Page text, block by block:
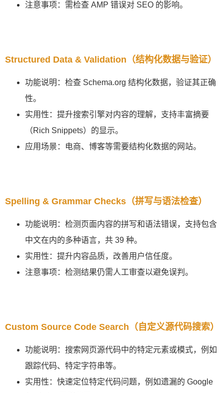
注意事项：需检查 AMP 错误对 SEO 的影响。
Structured Data & Validation（结构化数据与验证）
功能说明：检查 Schema.org 结构化数据，验证其正确
性。
实用性：提升搜索引擎对内容的理解，支持丰富摘要
（Rich Snippets）的显示。
应用场景：电商、博客等需要结构化数据的网站。
Spelling & Grammar Checks（拼写与语法检查）
功能说明：检测页面内容的拼写和语法错误，支持包含
中文在内的多种语言，共 39 种。
实用性：提升内容品质，改善用户信任度。
注意事项：检测结果仍需人工审查以避免误判。
Custom Source Code Search（自定义源代码搜索）
功能说明：搜索网页源代码中的特定元素或模式，例如
跟踪代码、特定字符串等。
实用性：快速定位特定代码问题，例如遗漏的 Google